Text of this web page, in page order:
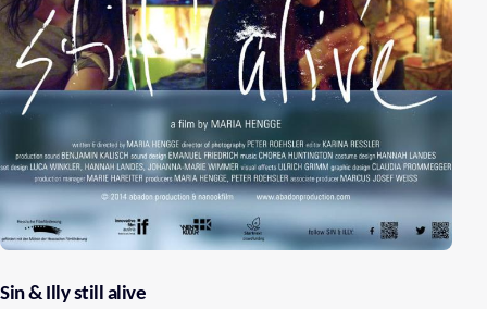
Sin & Illy still alive